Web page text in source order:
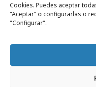
Cookies. Puedes aceptar
"Aceptar" o configurarlas o
"Configurar".
miércoles, 3 de abril 2019
La X Solidaria